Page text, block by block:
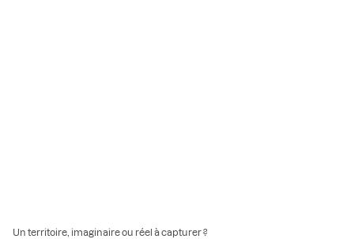
Un territoire, imaginaire ou réel à capturer ?